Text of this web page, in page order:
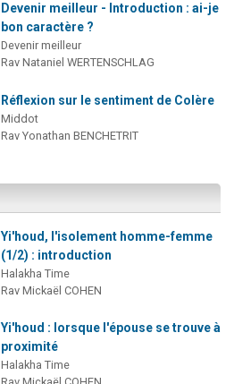
Devenir meilleur - Introduction : ai-je
bon caractère ?
Devenir meilleur
Rav Nataniel WERTENSCHLAG
Réflexion sur le sentiment de Colère
Middot
Rav Yonathan BENCHETRIT
Yi'houd, l'isolement homme-femme
(1/2) : introduction
Halakha Time
Rav Mickaël COHEN
Yi'houd : lorsque l'épouse se trouve à
proximité
Halakha Time